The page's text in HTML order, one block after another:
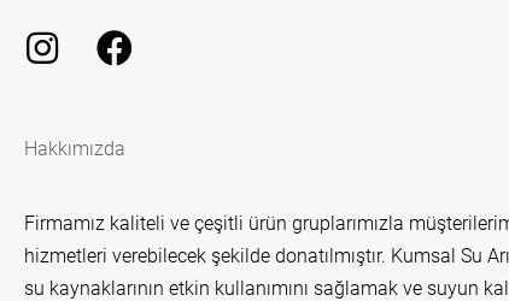
Hakkımızda
Firmamız kaliteli ve çeşitli ürün gruplarımızla
hizmetleri verebilecek şekilde donatılmıştır. Kumsal Su
su kaynaklarının etkin kullanımını sağlamak ve suyun